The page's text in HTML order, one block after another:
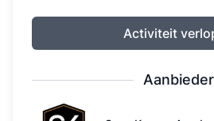
Activiteit
Aanbieder
Sven Kramer Academy